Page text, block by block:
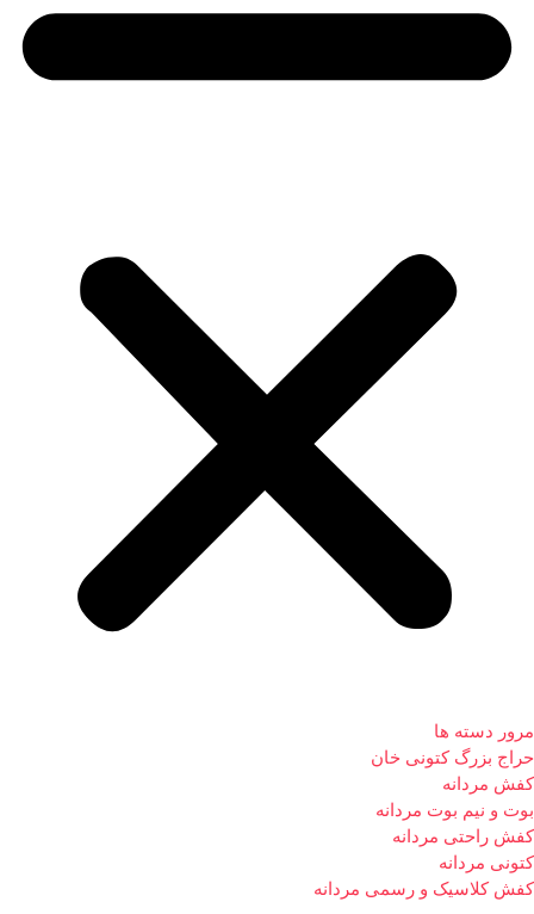
مرور دسته ها
حراج بزرگ کتونی خان
کفش مردانه
بوت و نیم بوت مردانه
کفش راحتی مردانه
کتونی مردانه
کفش کلاسیک و رسمی مردانه